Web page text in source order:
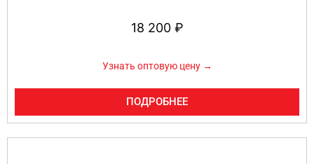
18 200 ₽
Узнать оптовую цену →
ПОДРОБНЕЕ